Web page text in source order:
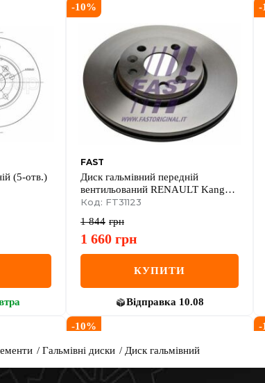
(5-отв.)
-10%
FAST
Диск гальмівний передній
вентильований RENAULT Kangoo
08-17, Kangoo 09-17; MERCEDES-
Код: FT31123
1 844 грн
1 660 грн
КУПИТИ
Відправка 10.08
-
-10% -
Гальмівні диски Диск гальмівний